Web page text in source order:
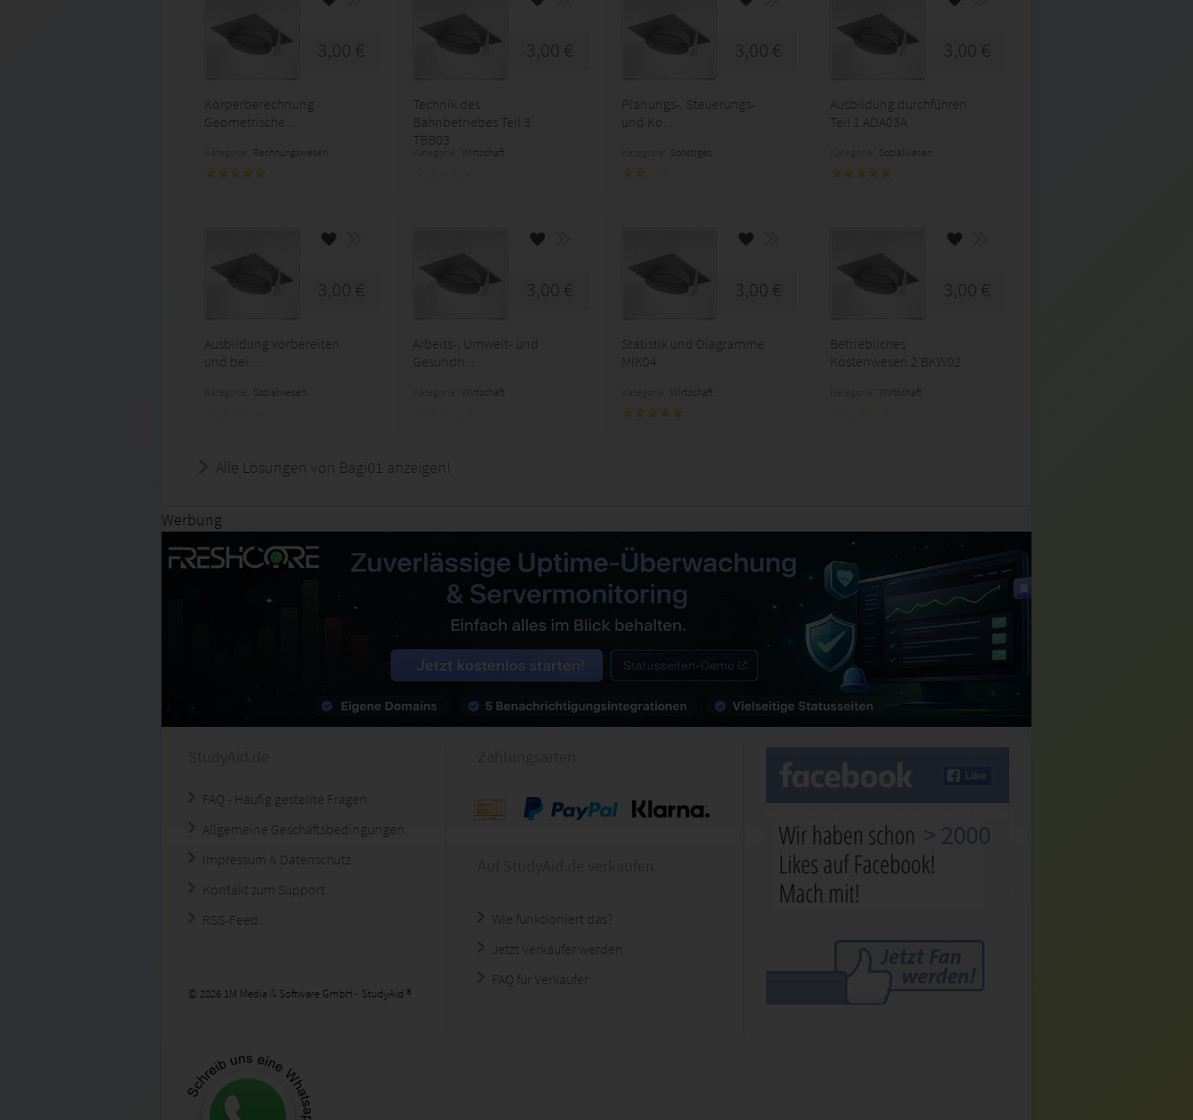
3,00 €
Körperberechnung
Geometrische ...
Rechnungswesen
3,00 €
Technik des
Bahnbetriebes Teil 3
TBB03
Wirtschaft
3,00 €
Planungs-, Steuerungs-
und Ko...
Sonstiges
3,00 €
Ausbildung durchführen
Teil 1 ADA03A
Sozialwesen
3,00 €
Ausbildung vorbereiten
und bei...
Sozialwesen
3,00 €
Arbeits-, Umwelt- und
Gesundh...
Wirtschaft
3,00 €
Statistik und Diagramme
MIK04
Wirtschaft
3,00 €
Betriebliches
Kostenwesen 2 BKW02
Wirtschaft
Alle Lösungen von Bagi01 anzeigen!
Werbung
FAQ - Häufig gestellte Fragen
Allgemeine Geschäftsbedingungen
Impressum & Datenschutz
Kontakt zum Support
RSS-Feed
© 2026 1M Media & Software GmbH - StudyAid ®
Wie funktioniert das?
Jetzt Verkäufer werden
FAQ für Verkäufer
> 2000